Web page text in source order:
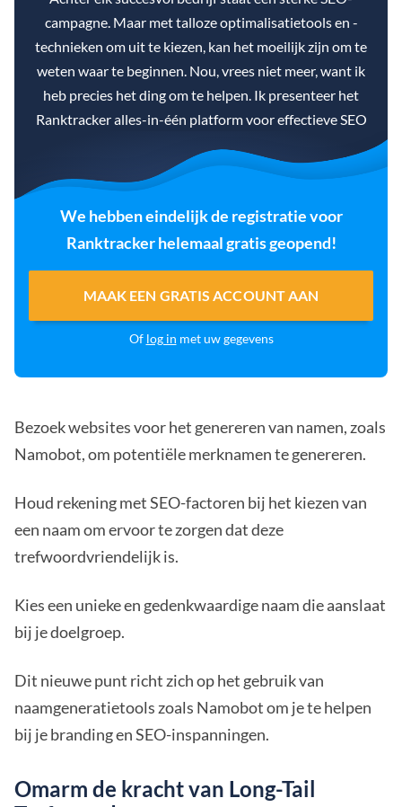
campagne. Maar met talloze optimalisatietools en -
technieken om uit te kiezen, kan het moeilijk zijn om te
weten waar te beginnen. Nou, vrees niet meer, want ik
heb precies het ding om te helpen. Ik presenteer het
Ranktracker alles-in-één platform voor effectieve SEO
We hebben eindelijk de registratie voor
Ranktracker helemaal gratis geopend!
MAAK EEN GRATIS ACCOUNT AAN
Of log in met uw gegevens
Bezoek websites voor het genereren van namen, zoals
Namobot, om potentiële merknamen te genereren.
Houd rekening met SEO-factoren bij het kiezen van
een naam om ervoor te zorgen dat deze
trefwoordvriendelijk is.
Kies een unieke en gedenkwaardige naam die aanslaat
bij je doelgroep.
Dit nieuwe punt richt zich op het gebruik van
naamgeneratietools zoals Namobot om je te helpen
bij je branding en SEO-inspanningen.
Omarm de kracht van Long-Tail